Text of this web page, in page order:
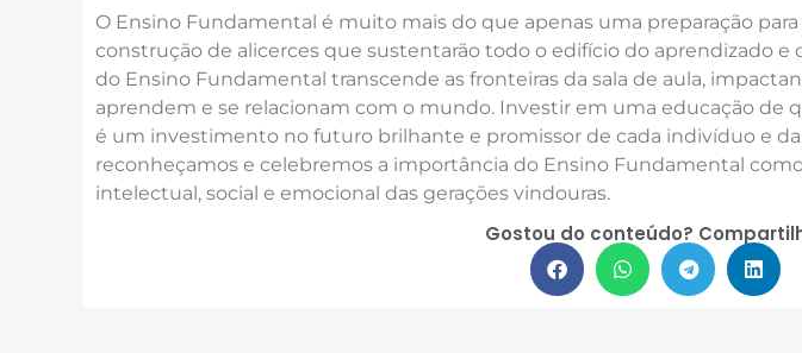
O Ensino Fundamental é muito mais do que apenas uma preparação
construção de alicerces que sustentarão todo o edifício do aprendizado
do Ensino Fundamental transcende as fronteiras da sala de aula,
aprendem e se relacionam com o mundo. Investir em uma educação de
é um investimento no futuro brilhante e promissor de cada indivíduo e
reconheçamos e celebremos a importância do Ensino Fundamental
intelectual, social e emocional das gerações vindouras.
Gostou do conteúdo?